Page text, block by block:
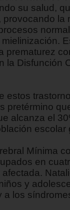
su salud,
provocando la
prematurez
la Disfunción
estos
pretérmino
alcanza el
escolar
Mínima
en
y
a los